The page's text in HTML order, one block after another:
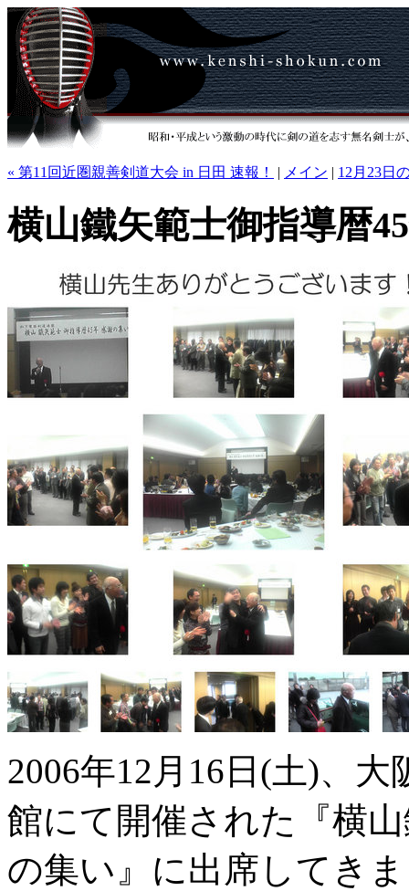
« 第11回近圏親善剣道大会 in 日田 速報！ | メイン | 12月23日
横山鐵矢範士御指導暦
2006年12月16日(土)、
館にて開催された『横
の集い』に出席してき